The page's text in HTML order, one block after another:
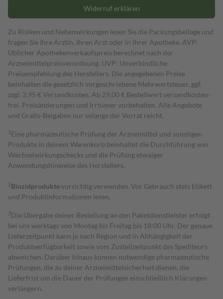
Widerruf erklären
Zu Risiken und Nebenwirkungen lesen Sie die Packungsbeilage und
fragen Sie Ihre Ärztin, Ihren Arzt oder in Ihrer Apotheke. AVP:
Üblicher Apothekenverkaufspreis berechnet nach der
Arzneimittelpreisverordnung. UVP: Unverbindliche
Preisempfehlung des Herstellers. Die angegebenen Preise
beinhalten die gesetzlich vorgeschriebene Mehrwertsteuer, ggf.
zzgl. 3,95 € Versandkosten. Ab 29,00 € Bestell­wert versand­kosten­
frei. Preisänderungen und Irrtümer vorbehalten. Alle Angebote
und Gratis-Beigaben nur solange der Vorrat reicht.
1 Eine pharmazeutische Prüfung der Arzneimittel und sonstigen
Produkte in deinem Warenkorb beinhaltet die Durchführung von
Wechselwirkungschecks und die Prüfung etwaiger
Anwendungshinweise des Herstellers.
2Biozidproduktevorsichtig verwenden. Vor Gebrauch stets Etikett
und Produktinformationen lesen.
3Die Übergabe deiner Bestellung an den Paketdienstleister erfolgt
bei uns werktags von Montag bis Freitag bis 18:00 Uhr. Der genaue
Lieferzeitpunkt kann je nach Region und in Abhängigkeit der
Produktverfügbarkeit sowie vom Zustellzeitpunkt des Spediteurs
abweichen. Darüber hinaus können notwendige pharmazeutische
Prüfungen, die zu deiner Arzneimittelsicherheit dienen, die
Lieferfrist um die Dauer der Prüfungen einschließlich Klärungen
verlängern.